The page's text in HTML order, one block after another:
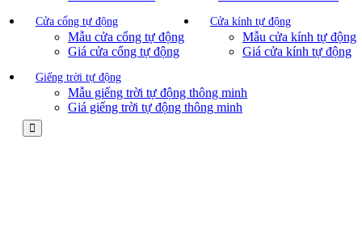
Cửa cổng tự động
Mẫu cửa cổng tự động
Giá cửa cổng tự động
Cửa kính tự động
Mẫu cửa kính tự động
Giá cửa kính tự động
Giếng trời tự động
Mẫu giếng trời tự động thông minh
Giá giếng trời tự động thông minh